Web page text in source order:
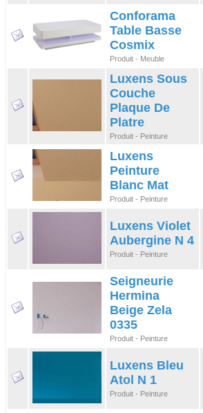
Conforama
Table Basse
Cosmix
Produit - Meuble
Luxens Sous
Couche
Plaque De
Platre
Produit - Peinture
Luxens
Peinture
Blanc Mat
Produit - Peinture
Luxens Violet
Aubergine N 4
Produit - Peinture
Seigneurie
Hermina
Beige Zela
0335
Produit - Peinture
Luxens Bleu
Atol N 1
Produit - Peinture